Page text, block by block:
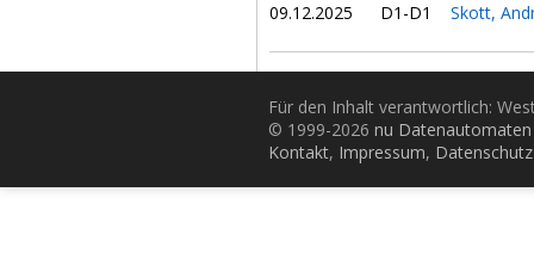
09.12.2025 D1-D1 Skott,
Für den Inhalt verantwortlich:
© 1999-2026 nu
Kontakt, Impressum, Datenschutz